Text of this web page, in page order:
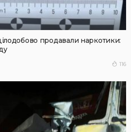
продавали наркотики:
116